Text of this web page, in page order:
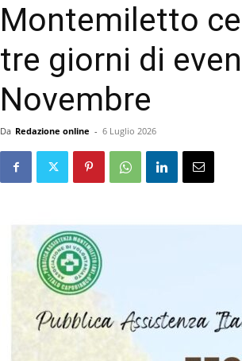
Montemiletto
tre giorni di
Novembre
Da Redazione online - 6 Luglio 2026